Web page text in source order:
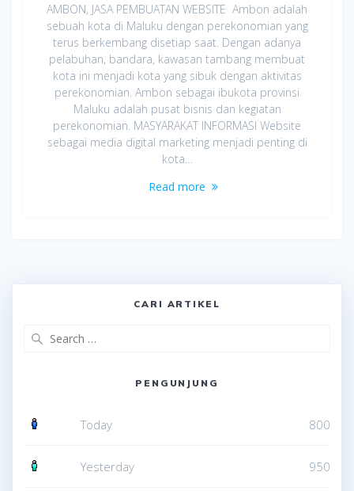
AMBON, JASA PEMBUATAN WEBSITE Ambon adalah
sebuah kota di Maluku dengan perekonomian yang
terus berkembang disetiap saat. Dengan adanya
pelabuhan, bandara, kawasan tambang membuat
kota ini menjadi kota yang sibuk dengan aktivitas
perekonomian. Ambon sebagai ibukota provinsi
Maluku adalah pusat bisnis dan kegiatan
perekonomian. MASYARAKAT INFORMASI Website
sebagai media digital marketing menjadi penting di
kota…
Read more
CARI ARTIKEL
PENGUNJUNG
Today 800
Yesterday 950